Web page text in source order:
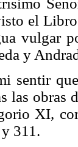
el
vulgar
y
sentir
las obras
XI,
311.